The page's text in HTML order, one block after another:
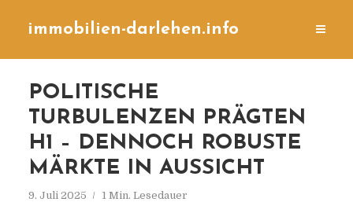
immobilien-darlehen.info
POLITISCHE
TURBULENZEN PRÄGTEN
H1 – DENNOCH ROBUSTE
MÄRKTE IN AUSSICHT
9. Juli 2025 1 Min. Lesedauer